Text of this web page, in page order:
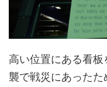
高い位置にある看
襲で戦災にあった